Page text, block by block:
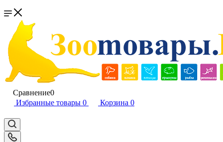
Сравнение0
Избранные товары 0 Корзина 0